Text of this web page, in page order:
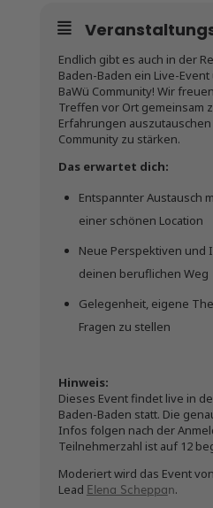
Endlich gibt es auch in der
Baden-Baden ein Live-
BaWü Community! Wir
Treffen vor Ort gemeinsam
Erfahrungen
Community zu stärken.
Das erwartet dich:
Entspannter Austausch
einer schönen Location
Neue Perspektiven und
deinen beruflichen Weg
Gelegenheit, eigene
Fragen zu stellen
Hinweis:
Dieses Event findet live in
Baden-Baden statt. Die
Infos folgen nach der
Teilnehmerzahl ist auf 12
Moderiert wird das Event
Lead Elena Scheppan.